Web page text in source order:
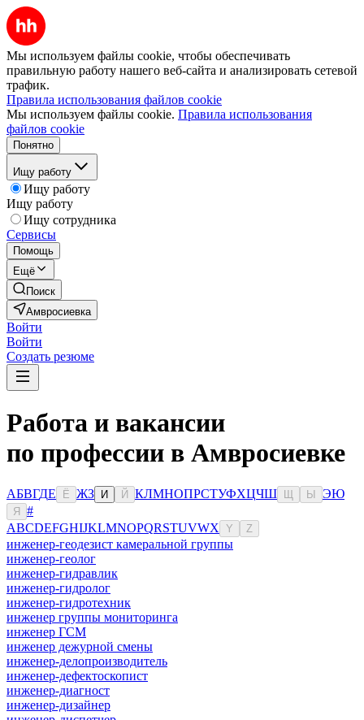
Мы используем файлы cookie, чтобы обеспечивать
правильную работу нашего веб-сайта и анализировать сетевой
трафик.
Правила использования файлов cookie
Мы используем файлы cookie. Правила использования
файлов cookie
Понятно
Ищу работу
Ищу работу
Ищу работу
Ищу сотрудника
Сервисы
Помощь
Ещё
Поиск
Амвросиевка
Войти
Войти
Создать резюме
Работа и вакансии
по профессии в Амвросиевке
АБВГДЕ Ё ЖЗ И Й КЛМНОПРСТУФХЦЧШ Ы ЭЮ
Я
#
ABCDEFGHIJKLMNOPQRSTUVWX Y Z
инженер-геодезист камеральной группы
инженер-геолог
инженер-гидравлик
инженер-гидролог
инженер-гидротехник
инженер группы мониторинга
инженер ГСМ
инженер дежурной смены
инженер-делопроизводитель
инженер-дефектоскопист
инженер-диагност
инженер-дизайнер